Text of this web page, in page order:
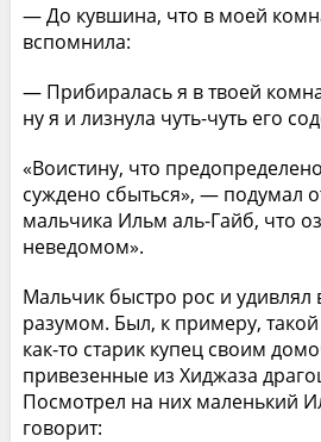
— До кувшина, что в моей
вспомнила:
— Прибиралась я в твоей
ну я и лизнула чуть-чуть его
«Воистину, что
суждено сбыться», — подумал
мальчика Ильм аль-Гайб, что
неведомом».
Мальчик быстро рос и удивлял
разумом. Был, к примеру,
как-то старик купец своим
привезенные из Хиджаза
Посмотрел на них маленький
говорит: